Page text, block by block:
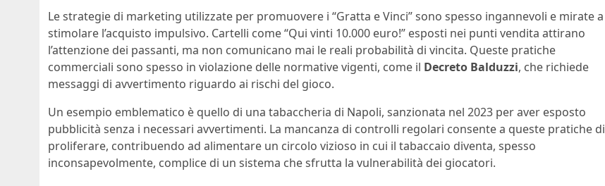
Le strategie di marketing utilizzate per promuovere i “Gratta e Vinci” sono spesso ingannevoli e mirate a
stimolare l’acquisto impulsivo. Cartelli come “Qui vinti 10.000 euro!” esposti nei punti vendita attirano
l’attenzione dei passanti, ma non comunicano mai le reali probabilità di vincita. Queste pratiche
commerciali sono spesso in violazione delle normative vigenti, come il Decreto Balduzzi, che richiede
messaggi di avvertimento riguardo ai rischi del gioco.
Un esempio emblematico è quello di una tabaccheria di Napoli, sanzionata nel 2023 per aver esposto
pubblicità senza i necessari avvertimenti. La mancanza di controlli regolari consente a queste pratiche di
proliferare, contribuendo ad alimentare un circolo vizioso in cui il tabaccaio diventa, spesso
inconsapevolmente, complice di un sistema che sfrutta la vulnerabilità dei giocatori.